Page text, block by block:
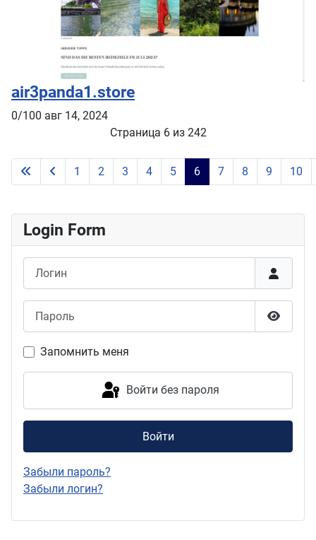
air3panda1.store
0/100 авг 14, 2024
Страница 6 из 242
1 2 3 4 5 6 7 8 9 10
Login Form
Запомнить меня
Войти без пароля
Войти
Забыли пароль?
Забыли логин?